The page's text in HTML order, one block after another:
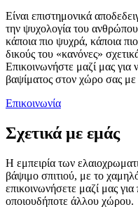
Είναι επιστημονικά
την ψυχολογία του
κάποια πιο ψυχρά, κάποια
δικούς του «κανόνες»
Επικοινωνήστε μαζί μας
βαψίματος στον χώρο σας
Επικοινωνία
Σχετικά με εμάς
Η εμπειρία των
βάψιμο σπιτιού, με το
επικοινωνήσετε μαζί μας
οποιουδήποτε άλλου χώρου.